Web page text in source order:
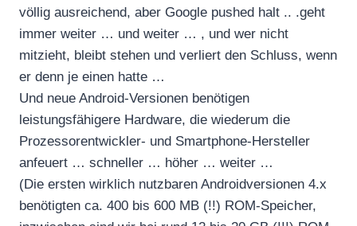
völlig ausreichend, aber Google pushed halt .. .geht
immer weiter … und weiter … , und wer nicht
mitzieht, bleibt stehen und verliert den Schluss, wenn
er denn je einen hatte …
Und neue Android-Versionen benötigen
leistungsfähigere Hardware, die wiederum die
Prozessorentwickler- und Smartphone-Hersteller
anfeuert … schneller … höher … weiter …
(Die ersten wirklich nutzbaren Androidversionen 4.x
benötigten ca. 400 bis 600 MB (!!) ROM-Speicher,